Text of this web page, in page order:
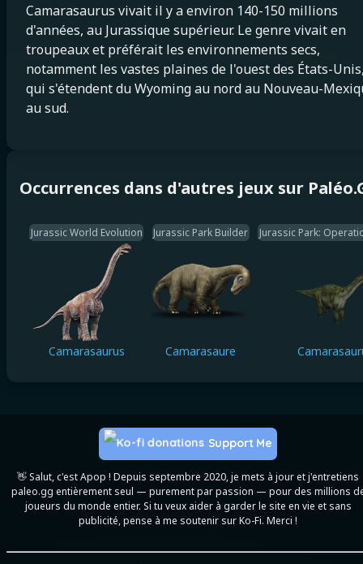
Camarasaurus vivait il y a environ 140-150 millions
d'années, au Jurassique supérieur. Le genre vivait en
troupeaux et préférait les environnements secs,
notamment les vastes plaines de l'ouest des États-
qui s'étendent du Wyoming au nord au Nouveau-
au sud.
Occurrences dans d'autres jeux sur
Jurassic World Evolution
Camarasaurus
Jurassic Park Builder
Camarasaure
Jurassic Park:
👋 Salut, c'est Apop ! Depuis septembre 2020, je mets à jour et j'entretiens
paleo.gg entièrement seul — purement par passion — pour des millions
joueurs du monde entier. Si tu veux aider à garder le site en vie et sans
publicité, pense à me soutenir sur Ko-Fi. Merci !
Support Me